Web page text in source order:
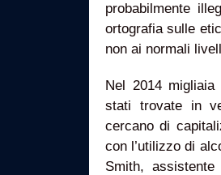
probabilmente
ortografia sulle
non ai normali
Nel 2014
stati trovate in
cercano di
con l’utilizzo di
Smith,